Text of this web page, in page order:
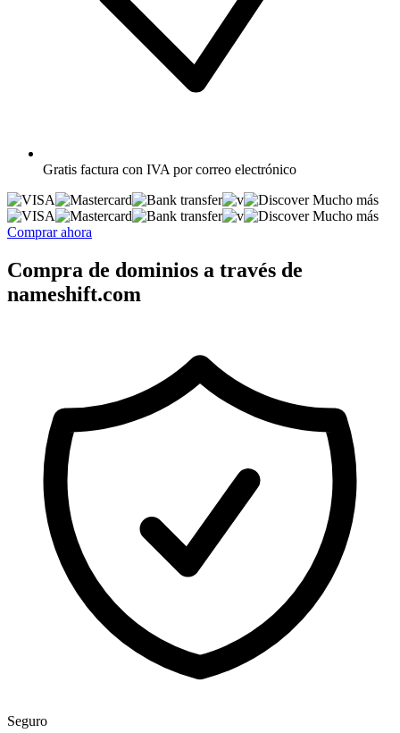
Gratis factura con IVA por correo electrónico
Mucho más
Mucho más
Comprar ahora
Compra de dominios a través de
nameshift.com
Seguro